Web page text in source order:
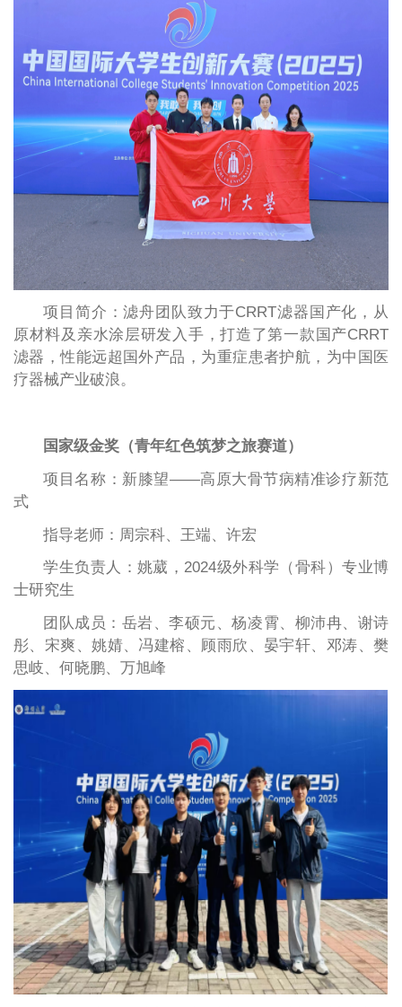
项目简介：滤舟团队致力于CRRT滤器国产化，从
原材料及亲水涂层研发入手，打造了第一款国产CRRT
滤器，性能远超国外产品，为重症患者护航，为中国医
疗器械产业破浪。
国家级金奖（青年红色筑梦之旅赛道）
项目名称：新膝望——高原大骨节病精准诊疗新范
式
指导老师：周宗科、王端、许宏
学生负责人：姚葳，2024级外科学（骨科）专业博
士研究生
团队成员：岳岩、李硕元、杨凌霄、柳沛冉、谢诗
彤、宋爽、姚婧、冯建榕、顾雨欣、晏宇轩、邓涛、樊
思岐、何晓鹏、万旭峰